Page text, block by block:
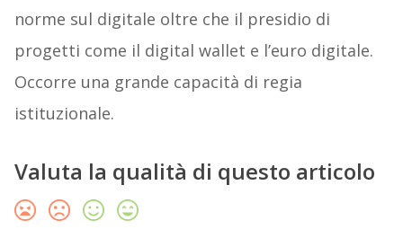
norme sul digitale ​oltre che il presidio di
progetti come il digital wallet e l’euro digitale.
Occorre una grande capacità di regia
istituzionale.
Valuta la qualità di questo articolo